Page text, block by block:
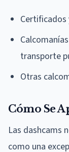
Certificados
transporte
Otras
Cómo Se
Las dashcams
como una